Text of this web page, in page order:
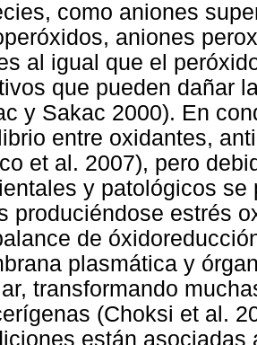
como aniones
aniones
al igual que el
que pueden dañar
y Sakac 2000). En
entre oxidantes,
et al. 2007), pero
y patológicos
produciéndose estrés
de
plasmática y
transformando
(Choksi et al.
están asociadas